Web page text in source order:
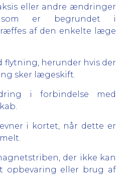
eller andre ændringer
er begrundet i
af den enkelte læge
flytning, herunder hvis der
sker lægeskift.
i forbindelse med
i kortet, når dette er
der ikke kan
opbevaring eller brug af